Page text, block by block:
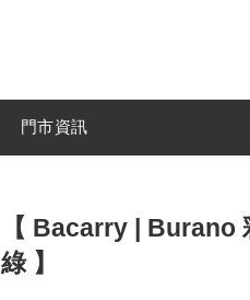
門市資訊
【 Bacarry | Burano
綠 】